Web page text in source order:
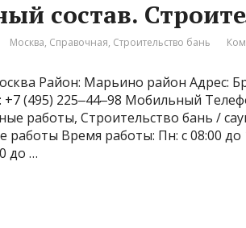
состав.
Москва, Справочная, Строительство бань
Район: Марьино район Адрес:
+7 (495) 225‒44‒98 Мобильный
работы, Строительство бань /
работы Время работы: Пн: с 08:00 до
до …